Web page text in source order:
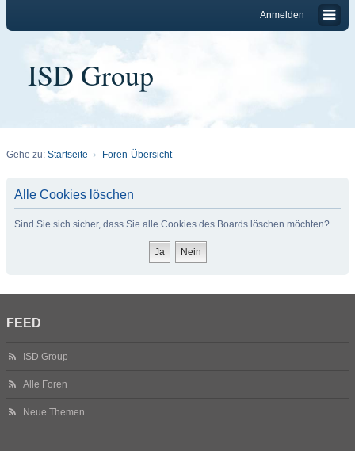
Anmelden
ISD Group
Gehe zu: Startseite Foren-Übersicht
Alle Cookies löschen
Sind Sie sich sicher, dass Sie alle Cookies des Boards löschen möchten?
FEED
ISD Group
Alle Foren
Neue Themen